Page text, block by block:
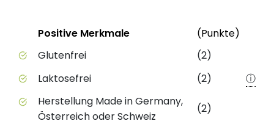
Positive Merkmale des Produkts mit
StatusPositive Merkmale (Punkte)
Glutenfrei
(2)
Laktosefrei
(2)
ⓘ
Herstellung Made in Germany,
Österreich oder Schweiz
(2)